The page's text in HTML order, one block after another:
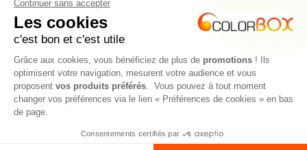
MEILLEURES MARQUES / MEILLEURS PRIX
LIVRAISON 12H/24H
Offerte dès 500 € HT
VOTRE SERVICE CLIENT DÉDIÉ
+33 (0)1 48 17 05 19
PAIEMENT 100% SÉCURISÉ